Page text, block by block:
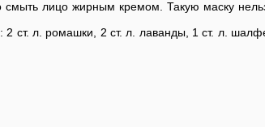
лицо жирным кремом. Такую маску
2 ст. л. ромашки, 2 ст. л. лаванды, 1 ст. л.